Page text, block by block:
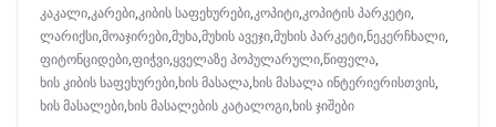
კაკალი,კარები,კიბის საფეხურები,კოპიტი,კოპიტის პარკეტი,
ლარიქსი,მოაჯირები,მუხა,მუხის ავეჯი,მუხის პარკეტი,ნეკერჩხალი,
ფიტონციდები,ფიჭვი,ყველაზე პოპულარული,წიფელა,
ხის კიბის საფეხურები,ხის მასალა,ხის მასალა ინტერიერისთვის,
ხის მასალები,ხის მასალების კატალოგი,ხის ჯიშები